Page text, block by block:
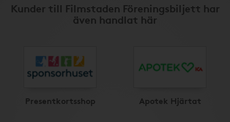
Kunder till Filmstaden Föreningsbiljett har
även handlat här
Presentkortsshop Apotek Hjärtat